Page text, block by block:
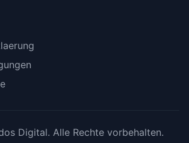
Digital. Alle Rechte vorbehalten.